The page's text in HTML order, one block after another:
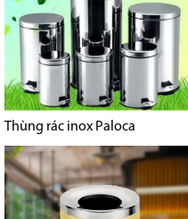
Thùng rác inox Paloca